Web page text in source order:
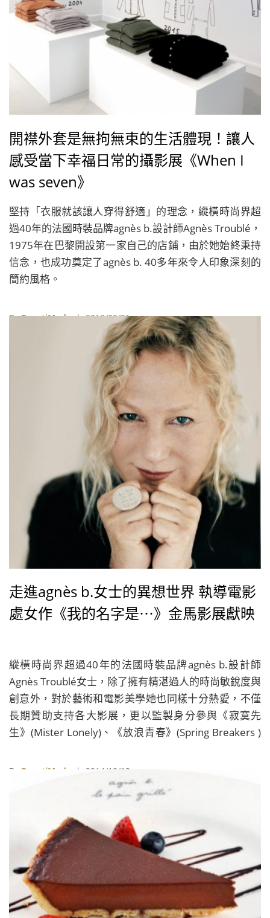
開襟外套是無拘無束的生活體現！讓人
感受當下幸福日常的攝影展《When I
was seven》
堅持「衣服就該讓人穿得舒適」的理念，縱橫時尚界超
過40年的法國時裝品牌agnès b.設計師Agnès Troublé，
1975年在巴黎開設第一家自己的店鋪，由於她始終秉持
信念，也成功奠定了agnès b. 40多年來令人印象深刻的
簡約風格。
ByBeautiMode| 2019/09/21
走進agnès b.女士的異想世界 執導電影
處女作《我的名字是⋯》金馬影展獻映
縱橫時尚界超過40年的法國時裝品牌agnès b.設計師
Agnès Troublé女士，除了擁有精湛過人的時尚敏銳度與
創意外，對於藝術和電影美學她也同樣十分熱愛，不僅
長期贊助支持各大影展，更以監製身分參與《寂寞先
生》(Mister Lonely)、《放浪青春》(Spring Breakers )
身為電影導演，同時身兼編劇、監製，以及場景設計，
獻出電影執導處女作《我的名字是...》(My Name Is
Hmmm...)，讓時尚迷們能藉由影像進入她的異想世
By BeautiMode | 2014/10/13